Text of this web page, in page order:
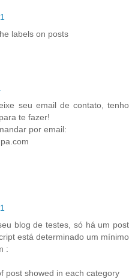
labels on posts
seu email de contato, tenho
te fazer!
por email:
blog de testes, só há um post
está determinado um mínimo
:
post showed in each category